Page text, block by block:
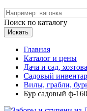
Поиск по каталогу
Искать
Главная
Каталог и цены
Дача и сад,
Садовый
Вилы, грабли,
Бур садовый ф-